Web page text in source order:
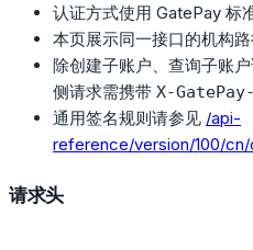
认证方式使用 GatePay 标
本页展示同一接口的机构路
除创建子账户、查询子账
侧请求需携带 X-
通用签名规则请参见 /api-
reference/version/100/
请求头